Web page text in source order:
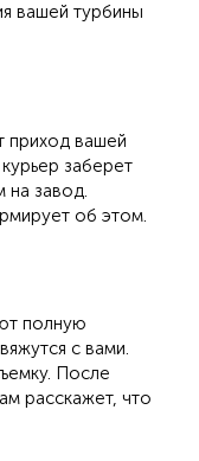
вашей турбины
приход вашей
заберет
на завод.
об этом.
полную
с вами.
После
расскажет, что